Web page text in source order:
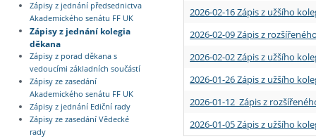
Zápisy z jednání předsednictva
Akademického senátu FF UK
Zápisy z jednání kolegia
děkana
Zápisy z porad děkana s
vedoucími základních součástí
Zápisy ze zasedání
Akademického senátu FF UK
Zápisy z jednání Ediční rady
Zápisy ze zasedání Vědecké
rady
2026-02-16 Zápis z užšího
2026-02-09 Zápis z
2026-02-02 Zápis z užšího
2026-01-26 Zápis z užšího
2026-01-12 Zápis z
2026-01-05 Zápis z užšího